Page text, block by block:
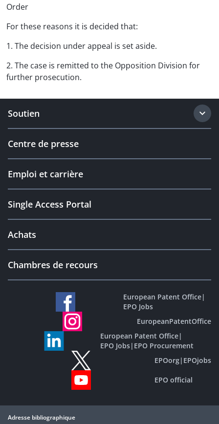
Order
For these reasons it is decided that:
1. The decision under appeal is set aside.
2. The case is remitted to the Opposition Division for
further prosecution.
Soutien
Centre de presse
Emploi et carrière
Single Access Portal
Achats
Chambres de recours
European Patent Office|
EPO Jobs
EuropeanPatentOffice
European Patent Office|
EPO Jobs| EPO Procurement
EPOorg| EPOjobs
EPO official
Adresse bibliographique